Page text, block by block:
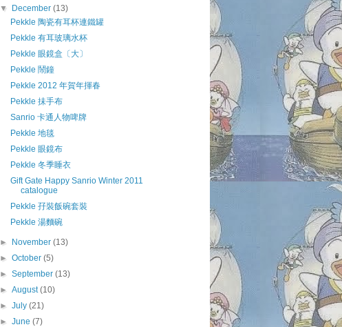
▼
December(13)
Pekkle 陶瓷有耳杯連鐵罐
Pekkle 有耳玻璃水杯
Pekkle 眼鏡盒〔大〕
Pekkle 鬧鐘
Pekkle 2012 年賀年揮春
Pekkle 抺手布
Sanrio 卡通人物啤牌
Pekkle 地毯
Pekkle 眼鏡布
Pekkle 冬季睡衣
Gift Gate Happy Sanrio Winter 2011
catalogue
Pekkle 孖裝飯碗套裝
Pekkle 湯麵碗
► November(13)
►October(5)
►September(13)
►August(10)
►July(21)
►June(7)